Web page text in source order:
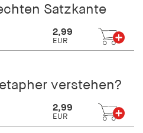
Satzkante
2,99
EUR
verstehen?
2,99
EUR